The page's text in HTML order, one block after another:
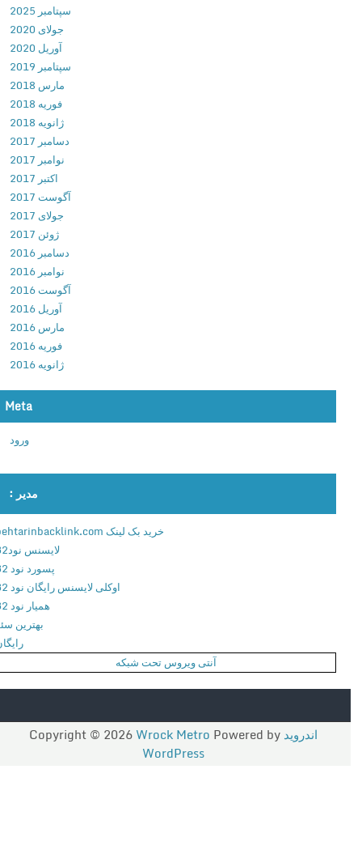
و
د
ب
ا
ز
ی
ژ
ن
ر
ل
ه
ی
ب
ر
ج
د
ف
ا
ب
ی
ن
د
ی
1
.
2
2
د
ا
ن
ل
و
ب
ا
ی
م
ن
ط
ق
ه
م
3
ر
ا
ی
ن
سپتامبر 2025
جولای 2020
آوریل 2020
سپتامبر 2019
مارس 2018
فوریه 2018
ژانویه 2018
دسامبر 2017
نوامبر 2017
آگوست 2017
جولای 2017
ژوئن 2017
دسامبر 2016
نوامبر 2016
آگوست 2016
آوریل 2016
مارس 2016
فوریه 2016
ژانویه 2016
Meta
مدیر :
خرید بک لینک behtarinbacklink.com
لایسنس نود32
پسورد نود 32
اوکلی لایسنس رایگان نود 32
همیار نود 32
بهترین سئو
رایگان
آنتی ویروس تحت شبکه
اندرویدCopyright © 2026
Wrock MetroPowered by
WordPress